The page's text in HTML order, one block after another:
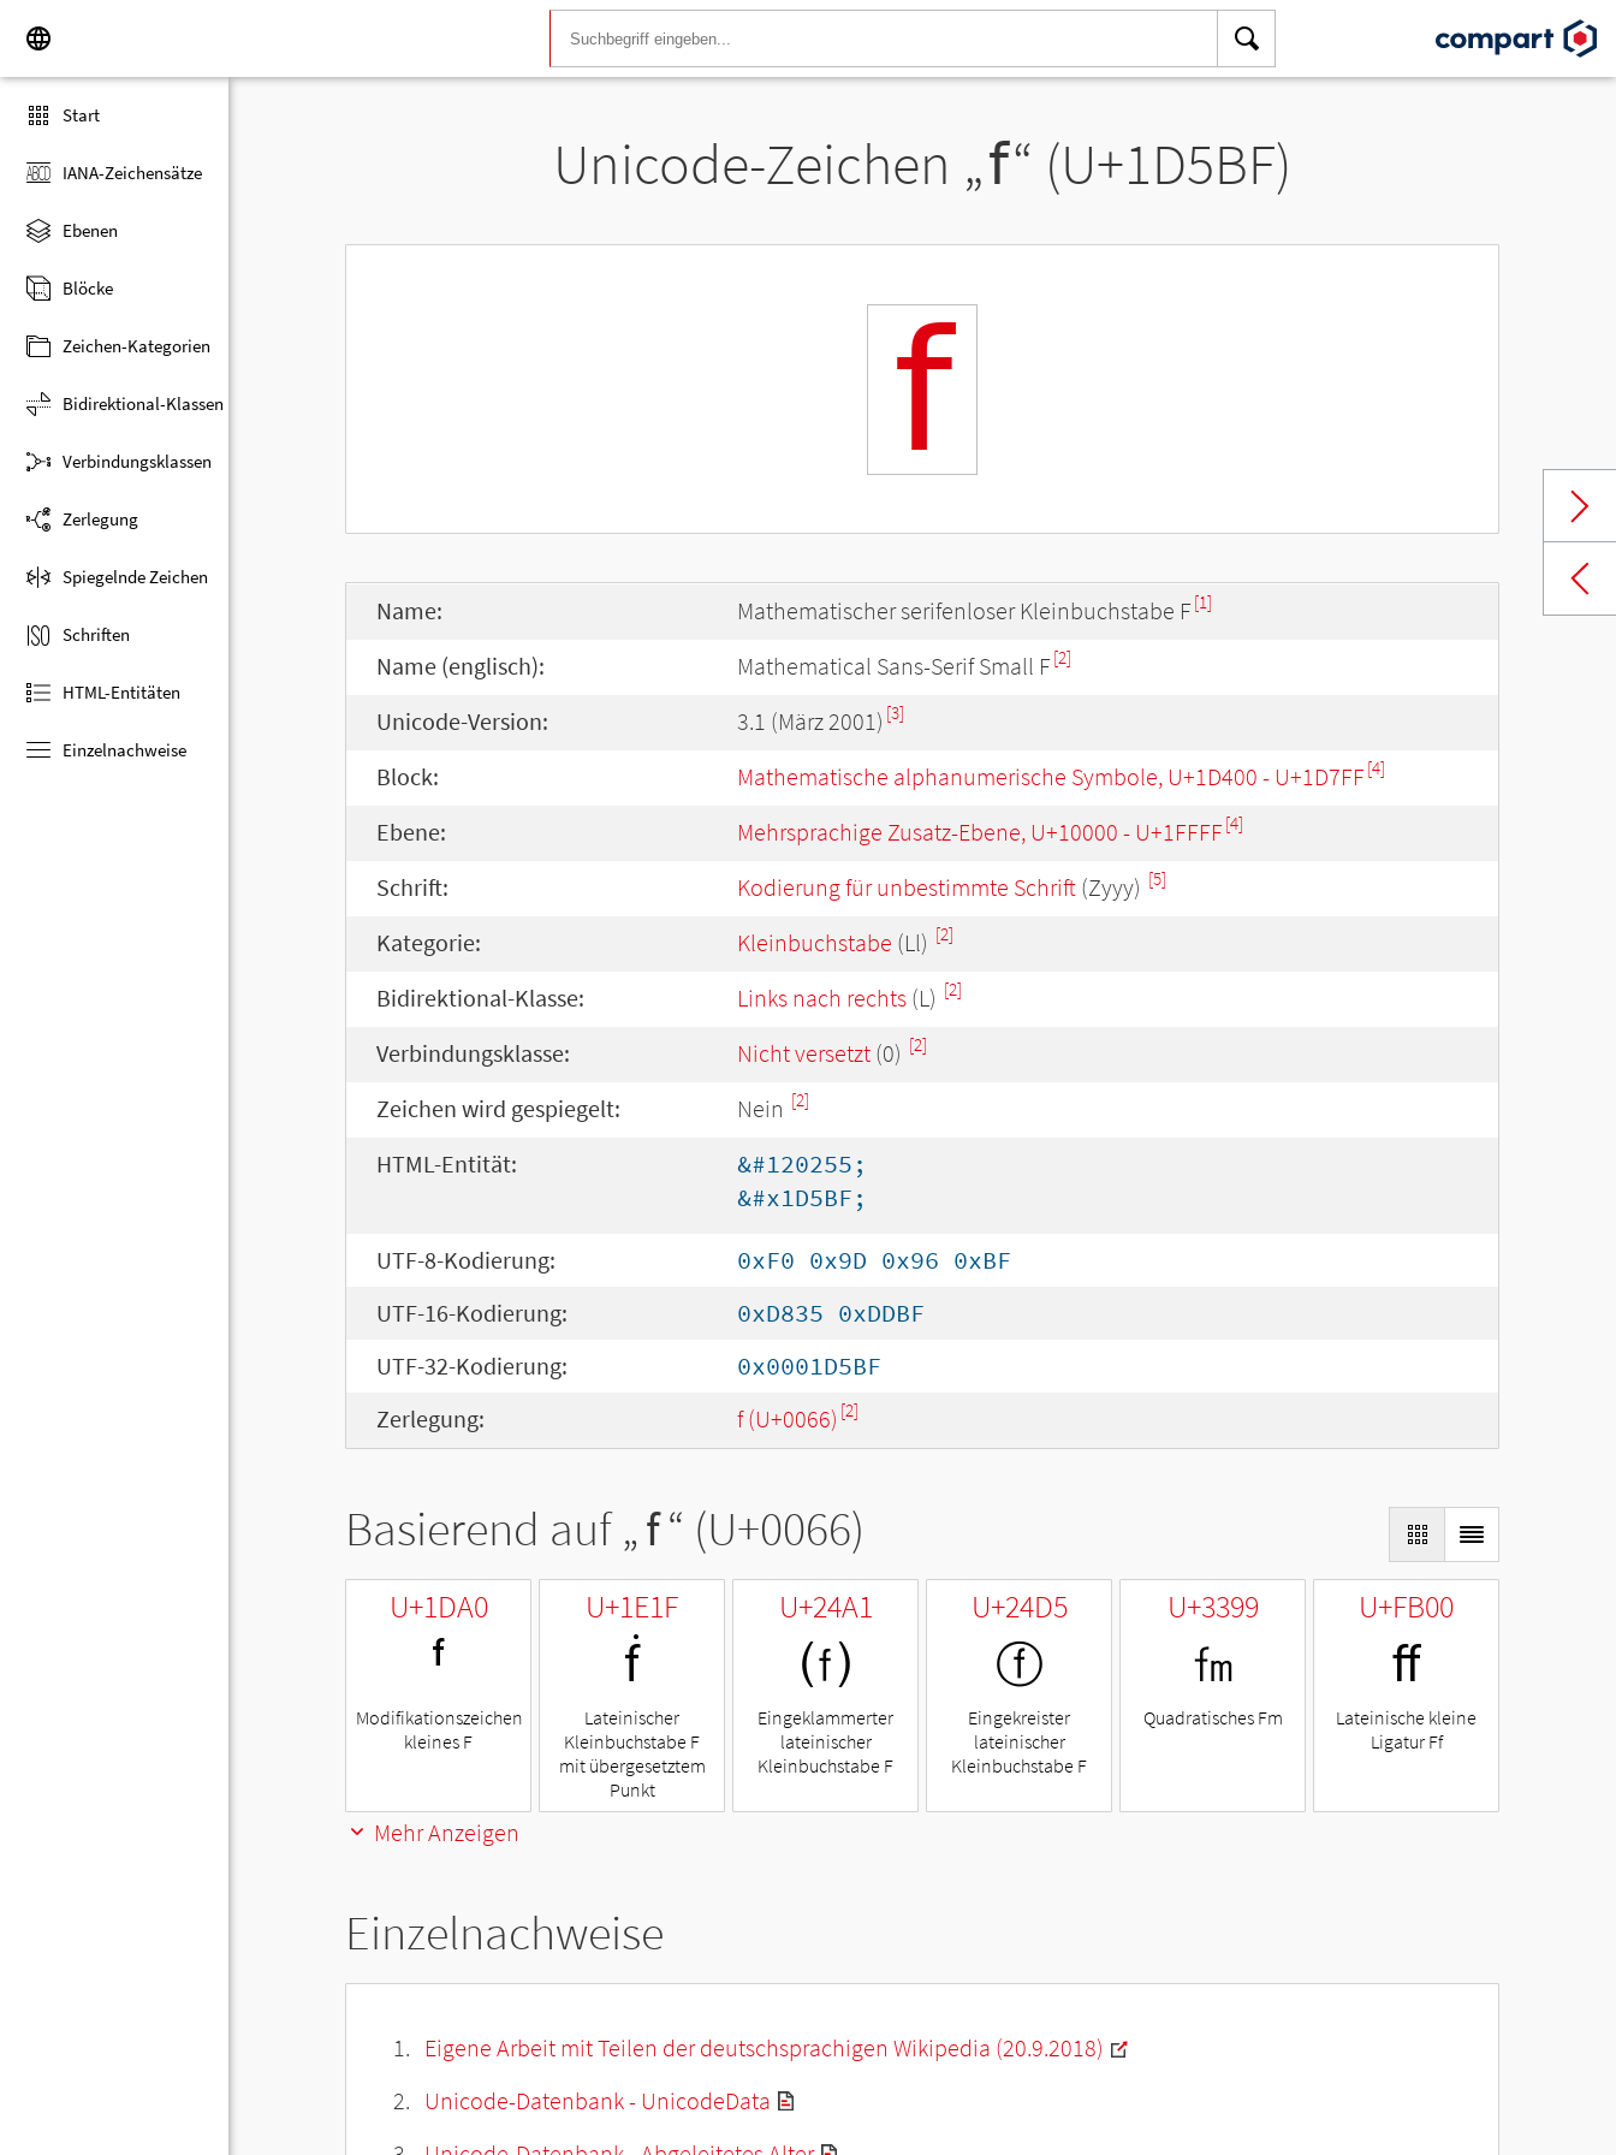
Start
IANA-Zeichensätze
Ebenen
Blöcke
Zeichen-Kategorien
Bidirektional-Klassen
Verbindungsklassen
Zerlegung
Spiegelnde Zeichen
Schriften
HTML-Entitäten
Einzelnachweise
Unicode-Zeichen „𝖿“ (U+1D5BF)
𝖿
Name: Mathematischer serifenloser Kleinbuchstabe F[1]
Name (englisch): Mathematical Sans-Serif Small F[2]
Unicode-Version: 3.1 (März 2001) [3]
Block: Mathematische alphanumerische Symbole, U+1D400 - U+1D7FF[4]
Ebene: Mehrsprachige Zusatz-Ebene, U+10000 - U+1FFFF[4]
Schrift: Kodierung für unbestimmte Schrift (Zyyy) [5]
Kategorie: Kleinbuchstabe (Ll) [2]
Bidirektional-Klasse: Links nach rechts (L) [2]
Verbindungsklasse: Nicht versetzt (0) [2]
Zeichen wird gespiegelt: Nein [2]
HTML-Entität:
&#120255;
&#x1D5BF;
UTF-8-Kodierung:
0xF0 0x9D 0x96 0xBF
UTF-16-Kodierung:
0xD835 0xDDBF
UTF-32-Kodierung:
0x0001D5BF
Zerlegung:
f (U+0066) [2]
Basierend auf „f“ (U+0066)
U+1DA0
ᶠ
Modifikationszeichen
kleines F
U+1E1F
ḟ
Lateinischer
Kleinbuchstabe F
mit übergesetztem
Punkt
U+24A1
⒡
Eingeklammerter
lateinischer
Kleinbuchstabe F
U+24D5
ⓕ
Eingekreister
lateinischer
Kleinbuchstabe F
U+3399
㎙
Quadratisches Fm
U+FB00
ﬀ
Lateinische kleine
Ligatur Ff
Mehr Anzeigen
Einzelnachweise
Eigene Arbeit mit Teilen der deutschsprachigen Wikipedia (20.9.2018)
Unicode-Datenbank - UnicodeData